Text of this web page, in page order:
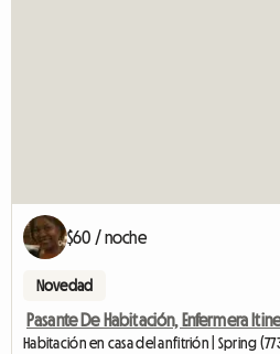
$60 / noche
Novedad
Pasante De Habitación, Enfermera
Habitación en casa del anfitrión | Spring